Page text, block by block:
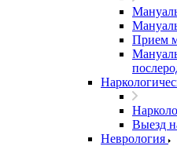
Прием
Выезд
Неврология